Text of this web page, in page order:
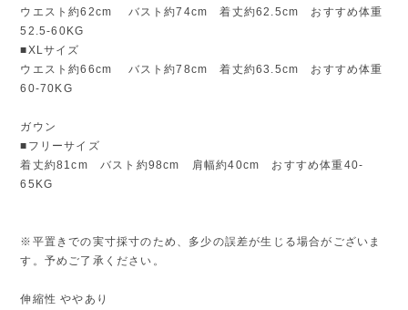
ウエスト約62cm バスト約74cm 着丈約62.5cm おすすめ体重
52.5-60KG
■XLサイズ
ウエスト約66cm バスト約78cm 着丈約63.5cm おすすめ体重
60-70KG
ガウン
■フリーサイズ
着丈約81cm バスト約98cm 肩幅約40cm おすすめ体重40-
65KG
※平置きでの実寸採寸のため、多少の誤差が生じる場合がございま
す。予めご了承ください。
伸縮性 ややあり